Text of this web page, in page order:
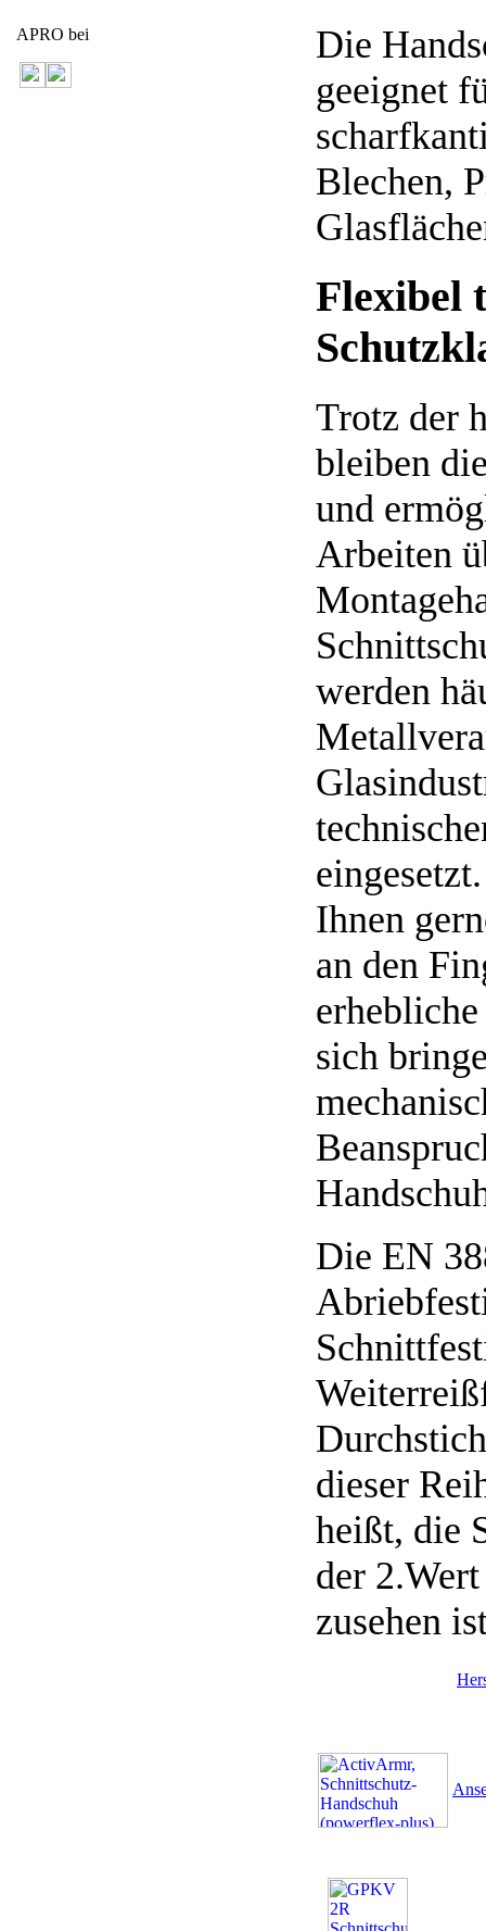
APRO bei
Die
geeignet
Blechen,
Flexibel
Trotz der
bleiben
und
Arbeiten
werden
Ihnen
an den
sich
Die EN
dieser
heißt, die
der
zusehen